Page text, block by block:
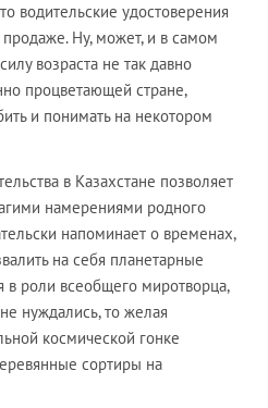
водительские удостоверения
Ну, может, и в самом
возраста не так давно
процветающей стране,
и понимать на некотором
в Казахстане позволяет
намерениями родного
напоминает о временах,
на себя планетарные
в роли всеобщего миротворца,
нуждались, то желая
космической гонке
сортиры на